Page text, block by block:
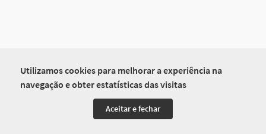
Utilizamos cookies para melhorar a experiência na
navegação e obter estatísticas das visitas
Aceitar e fechar